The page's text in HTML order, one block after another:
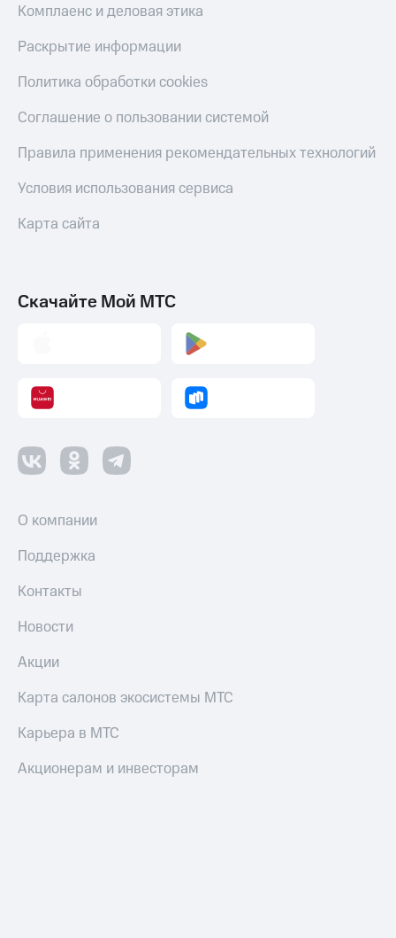
Комплаенс и деловая этика
Раскрытие информации
Политика обработки cookies
Соглашение о пользовании системой
Правила применения рекомендательных технологий
Условия использования сервиса
Карта сайта
Скачайте Мой МТС
О компании
Поддержка
Контакты
Новости
Акции
Карта салонов экосистемы МТС
Карьера в МТС
Акционерам и инвесторам